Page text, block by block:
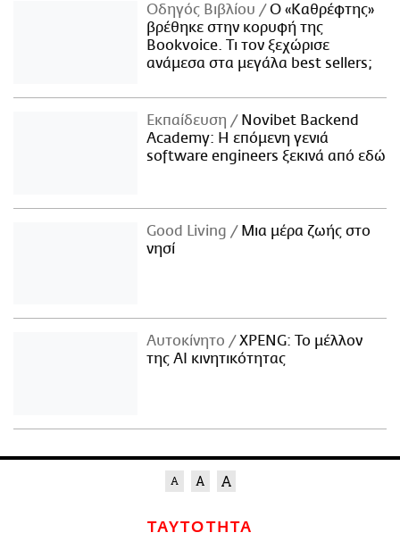
Οδηγός Βιβλίου
Ο «Καθρέφτης»
βρέθηκε στην κορυφή της
Bookvoice. Τι τον ξεχώρισε
ανάμεσα στα μεγάλα best sellers;
Εκπαίδευση
Novibet Backend
Academy: Η επόμενη γενιά
software engineers ξεκινά από εδώ
Good Living
Μια μέρα ζωής στο
νησί
Αυτοκίνητο
XPENG: Το μέλλον
της AI κινητικότητας
ΤΑΥΤΟΤΗΤΑ